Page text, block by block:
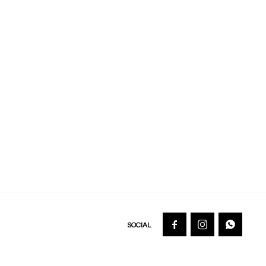
  